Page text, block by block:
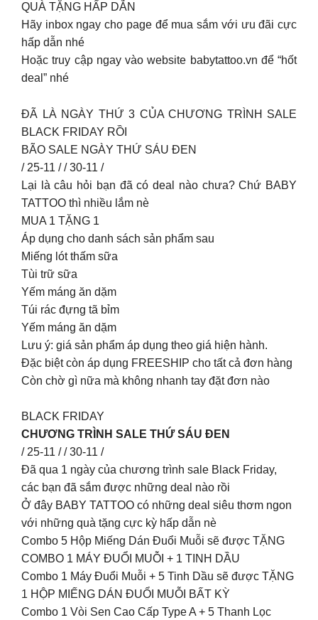
QUÀ TẶNG HẤP DẪN
Hãy inbox ngay cho page để mua sắm với ưu đãi cực
hấp dẫn nhé
Hoặc truy cập ngay vào website babytattoo.vn để “hốt
deal” nhé
ĐÃ LÀ NGÀY THỨ 3 CỦA CHƯƠNG TRÌNH SALE
BLACK FRIDAY RỒI
BÃO SALE NGÀY THỨ SÁU ĐEN
/ 25-11 / / 30-11 /
Lại là câu hỏi bạn đã có deal nào chưa? Chứ BABY
TATTOO thì nhiều lắm nè
MUA 1 TẶNG 1
Áp dụng cho danh sách sản phẩm sau
Miếng lót thấm sữa
Tùi trữ sữa
Yếm máng ăn dặm
Túi rác đựng tã bỉm
Yếm máng ăn dặm
Lưu ý: giá sản phẩm áp dụng theo giá hiện hành.
Đặc biệt còn áp dụng FREESHIP cho tất cả đơn hàng
Còn chờ gì nữa mà không nhanh tay đặt đơn nào
BLACK FRIDAY
CHƯƠNG TRÌNH SALE THỨ SÁU ĐEN
/ 25-11 / / 30-11 /
Đã qua 1 ngày của chương trình sale Black Friday,
các bạn đã sắm được những deal nào rồi
Ở đây BABY TATTOO có những deal siêu thơm ngon
với những quà tặng cực kỳ hấp dẫn nè
Combo 5 Hộp Miếng Dán Đuổi Muỗi sẽ được TẶNG
COMBO 1 MÁY ĐUỔI MUỖI + 1 TINH DẦU
Combo 1 Máy Đuổi Muỗi + 5 Tinh Dầu sẽ được TẶNG
1 HỘP MIẾNG DÁN ĐUỔI MUỖI BẤT KỲ
Combo 1 Vòi Sen Cao Cấp Type A + 5 Thanh Lọc